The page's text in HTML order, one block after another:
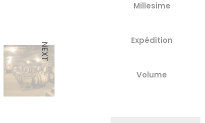
NEXT
Millesime
Expédition
Volume